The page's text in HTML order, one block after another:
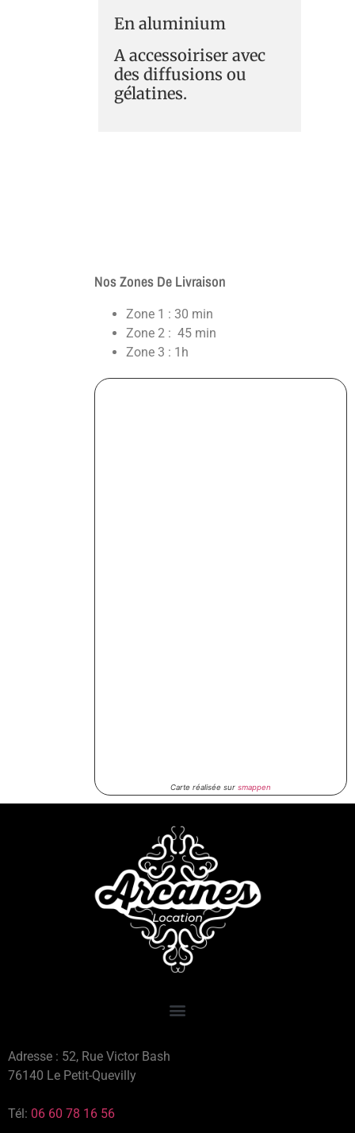
En aluminium
A accessoiriser avec
des diffusions ou
gélatines.
Nos Zones De Livraison
Zone 1 : 30 min
Zone 2 : 45 min
Zone 3 : 1h
Carte réalisée sur smappen
Adresse : 52, Rue Victor Bash
76140 Le Petit-Quevilly
Tél: 06 60 78 16 56